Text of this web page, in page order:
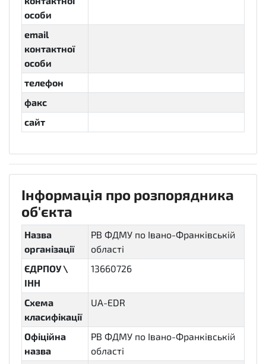
особи
email
контактної
особи
телефон
факс
сайт
Інформація про розпорядника
об'єкта
Назва
організації
РВ ФДМУ по Івано-Франківській
області
ЄДРПОУ \
ІНН
13660726
Схема
класифікації
UA-EDR
Офіційна
назва
РВ ФДМУ по Івано-Франківській
області